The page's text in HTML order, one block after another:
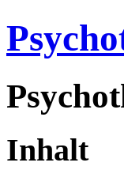
Inhalt